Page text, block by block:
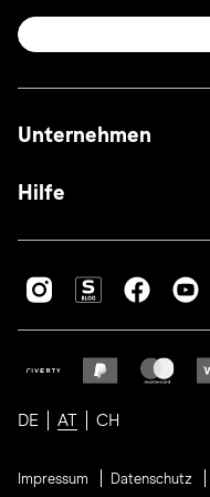
Unternehmen
Hilfe
DE AT CH
Impressum Datenschutz